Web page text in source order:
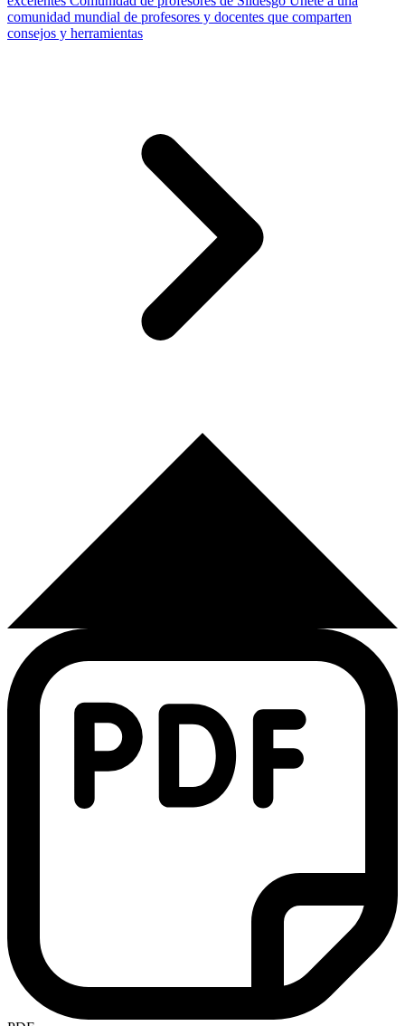
comunidad mundial de profesores y docentes que comparten
consejos y herramientas